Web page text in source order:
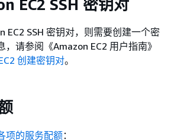
EC2 SSH 密钥对
EC2 SSH 密钥对，则需要创建一个密
请参阅《Amazon EC2 用户指南》
创建密钥对。
项的服务配额：